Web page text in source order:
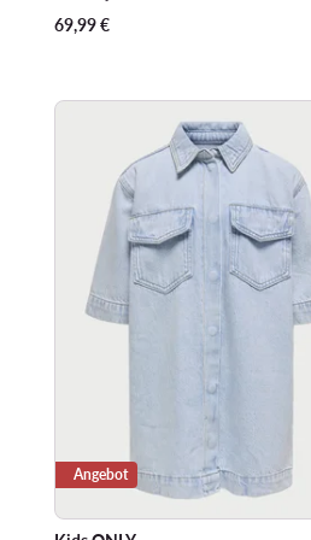
69,99€
Angebot